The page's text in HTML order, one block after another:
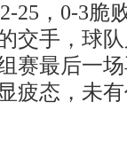
25，0-3脆
交手，球
赛最后一
疲态，未